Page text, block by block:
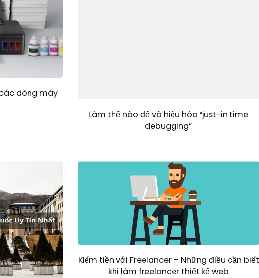
dòng máy
Làm thế nào để vô hiệu hóa “just-in time
debugging”
Kiếm tiền với Freelancer – Những điều cần biết
khi làm freelancer thiết kế web